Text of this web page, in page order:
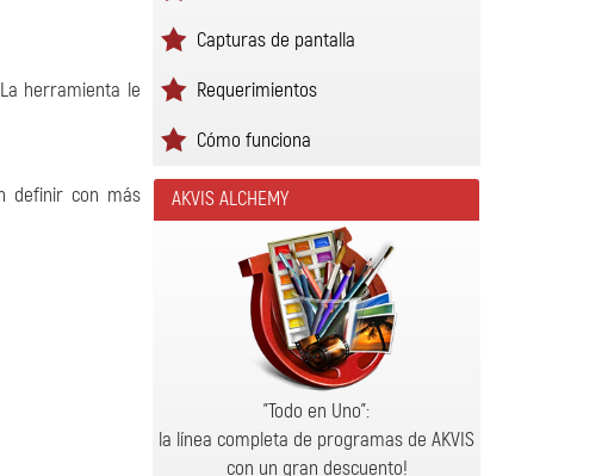
herramienta le
definir con más
Capturas de pantalla
Requerimientos
Cómo funciona
AKVIS ALCHEMY
"Todo en Uno":
la línea completa de programas de AKVIS
con un gran descuento!